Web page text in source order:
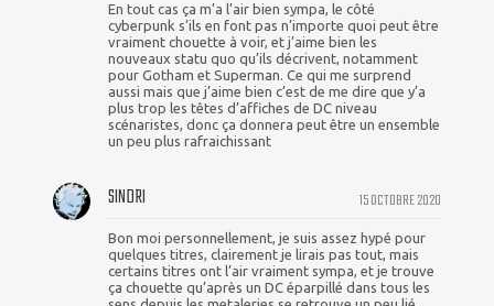
En tout cas ça m’a l’air bien sympa, le côté
cyberpunk s’ils en font pas n’importe quoi peut être
vraiment chouette à voir, et j’aime bien les
nouveaux statu quo qu’ils décrivent, notamment
pour Gotham et Superman. Ce qui me surprend
aussi mais que j’aime bien c’est de me dire que y’a
plus trop les têtes d’affiches de DC niveau
scénaristes, donc ça donnera peut être un ensemble
un peu plus rafraichissant
15 OCTOBRE 2020
SINDRI
Bon moi personnellement, je suis assez hypé pour
quelques titres, clairement je lirais pas tout, mais
certains titres ont l’air vraiment sympa, et je trouve
ça chouette qu’après un DC éparpillé dans tous les